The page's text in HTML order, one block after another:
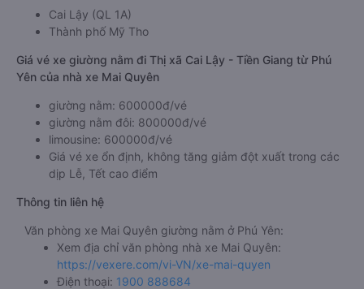
Cai Lậy (QL 1A)
Thành phố Mỹ Tho
Giá vé xe giường nằm đi Thị xã Cai Lậy - Tiền Giang từ Phú
Yên của nhà xe Mai Quyên
giường nằm: 600000đ/vé
giường nằm đôi: 800000đ/vé
limousine: 600000đ/vé
Giá vé xe ổn định, không tăng giảm đột xuất trong các
dịp Lễ, Tết cao điểm
Thông tin liên hệ
Văn phòng xe Mai Quyên giường nằm ở Phú Yên:
Xem địa chỉ văn phòng nhà xe Mai Quyên:
https://vexere.com/vi-VN/xe-mai-quyen
Điện thoại: 1900 888684